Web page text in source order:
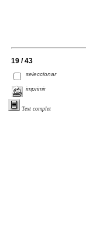
19 / 43
seleccionar
imprimir
Text complet